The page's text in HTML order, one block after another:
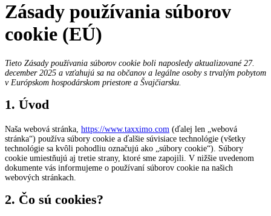
Zásady používania súborov
cookie (EÚ)
Tieto Zásady používania súborov cookie boli naposledy aktualizované 27.
december 2025 a vzťahujú sa na občanov a legálne osoby s trvalým pobytom
v Európskom hospodárskom priestore a Švajčiarsku.
1. Úvod
Naša webová stránka, https://www.taxximo.com (ďalej len „webová
stránka“) používa súbory cookie a ďalšie súvisiace technológie (všetky
technológie sa kvôli pohodliu označujú ako „súbory cookie“). Súbory
cookie umiestňujú aj tretie strany, ktoré sme zapojili. V nižšie uvedenom
dokumente vás informujeme o používaní súborov cookie na našich
webových stránkach.
2. Čo sú cookies?